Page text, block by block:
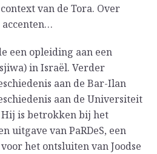
van de Tora. Over
een opleiding aan een
in Israël. Verder
aan de Bar-Ilan
aan de Universiteit
Hij is betrokken bij het
uitgave van PaRDeS, een
het ontsluiten van Joodse